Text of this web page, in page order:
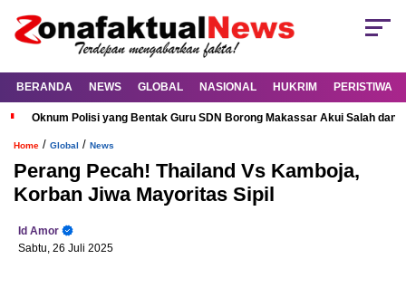
BERANDA NEWS GLOBAL NASIONAL HUKRIM PERISTIWA
Oknum Polisi yang Bentak Guru SDN Borong Makassar Akui Salah dan
Home / Global / News
Perang Pecah! Thailand Vs Kamboja,
Korban Jiwa Mayoritas Sipil
Id Amor
Sabtu, 26 Juli 2025